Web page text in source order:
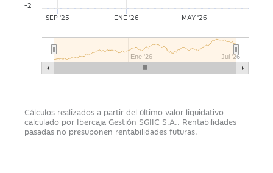
Ene '26 Jul '26
SEP '25 ENE '26 MAY '26
-2
Cálculos realizados a partir del último valor liquidativo
calculado por Ibercaja Gestión SGIIC S.A.. Rentabilidades
pasadas no presuponen rentabilidades futuras.